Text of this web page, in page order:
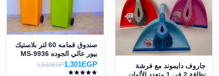
جاروف دايموند مع فرشة
صندوق قمامه 60 لتر بلاستيك
بيور عالي الجوده MS-9936
1,301EGP
1,530EGP